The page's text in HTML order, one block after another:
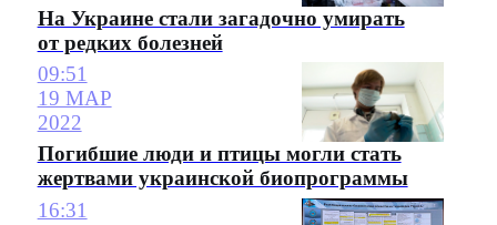
На Украине стали загадочно умирать
от редких болезней
09:51
19 МАР
2022
Погибшие люди и птицы могли стать
жертвами украинской биопрограммы
16:31